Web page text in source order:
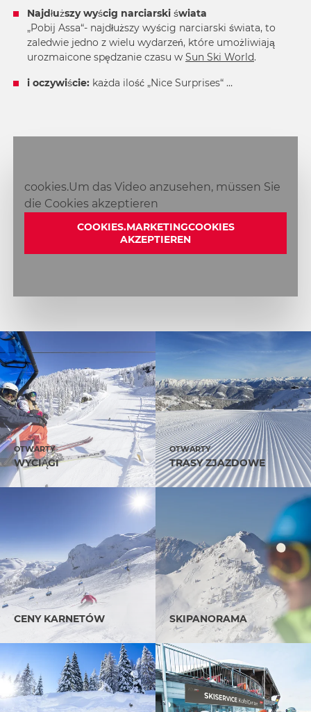
Najdłuższy wyścig narciarski świata
„Pobij Assa“- najdłuższy wyścig narciarski świata, to
zaledwie jedno z wielu wydarzeń, które umożliwiają
urozmaicone spędzanie czasu w Sun Ski World.
i oczywiście: każda ilość „Nice Surprises“ …
cookies.Um das Video anzusehen, müssen Sie
die Cookies akzeptieren
COOKIES.MARKETINGCOOKIES
AKZEPTIEREN
OTWARTY
WYCIĄGI
OTWARTY
TRASY ZJAZDOWE
CENY KARNETÓW SKIPANORAMA